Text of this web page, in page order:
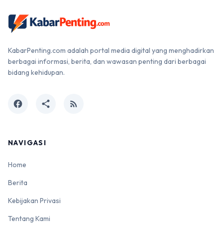
KabarPenting.com adalah portal media digital yang menghadirkan
berbagai informasi, berita, dan wawasan penting dari berbagai
bidang kehidupan.
facebook share rss_feed
NAVIGASI
Home
Berita
Kebijakan Privasi
Tentang Kami